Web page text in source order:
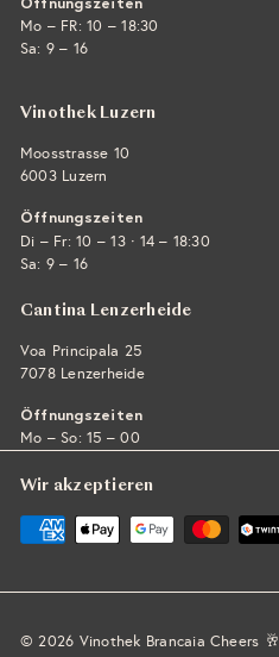
Mo – FR: 10 – 18:30
Sa: 9 – 16
Vinothek Luzern
Moosstrasse 10
6003 Luzern
Öffnungszeiten
Di – Fr: 10 – 13 · 14 – 18:30
Sa: 9 – 16
Cantina Lenzerheide
Voa Principala 25
7078 Lenzerheide
Öffnungszeiten
Mo – So: 15 – 00
Wir akzeptieren
© 2026 Vinothek Brancaia Cheers 🥂